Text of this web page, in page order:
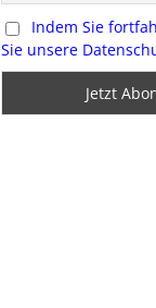
Indem Sie
Sie unsere